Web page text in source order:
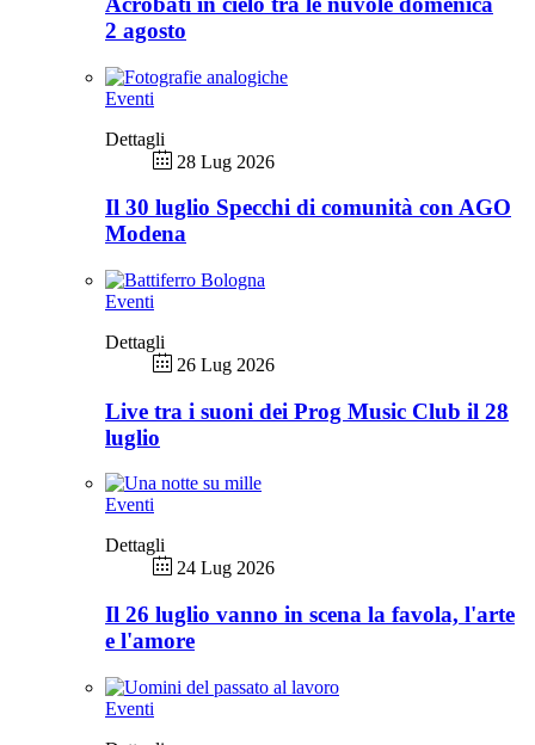
2 agosto
Eventi
Dettagli
28 Lug 2026
Il 30 luglio Specchi di comunità con AGO
Modena
Eventi
Dettagli
26 Lug 2026
Live tra i suoni dei Prog Music Club il 28
luglio
Eventi
Dettagli
24 Lug 2026
Il 26 luglio vanno in scena la favola, l'arte
e l'amore
Eventi